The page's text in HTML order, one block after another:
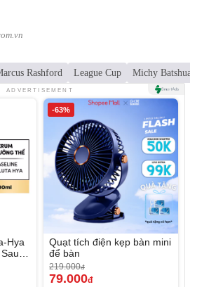
Rashford League Cup Michy
ADVERTISEMENT
Hya
7
-63%
Quạt tích điện kẹp bàn mini
để bàn
219.000đ
79.000đ